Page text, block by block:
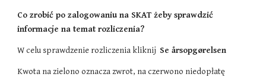
Co zrobić po zalogowaniu na SKAT żeby sprawdzić
informacje na temat rozliczenia?
W celu sprawdzenie rozliczenia kliknij Se årsopgørelsen
Kwota na zielono oznacza zwrot, na czerwono niedopłatę